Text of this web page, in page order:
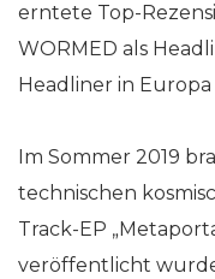
erntete Top-
WORMED als
Headliner in
Im Sommer 2019
technischen
Track-EP
veröffentlicht